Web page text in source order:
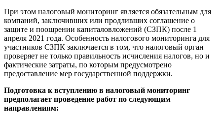
При этом налоговый мониторинг является обязательным для
компаний, заключивших или продливших соглашение о
защите и поощрении капиталовложений (СЗПК) после 1
апреля 2021 года. Особенность налогового мониторинга для
участников СЗПК заключается в том, что налоговый орган
проверяет не только правильность исчисления налогов, но и
фактические затраты, по которым предусмотрено
предоставление мер государственной поддержки.
Подготовка к вступлению в налоговый мониторинг
предполагает проведение работ по следующим
направлениям: